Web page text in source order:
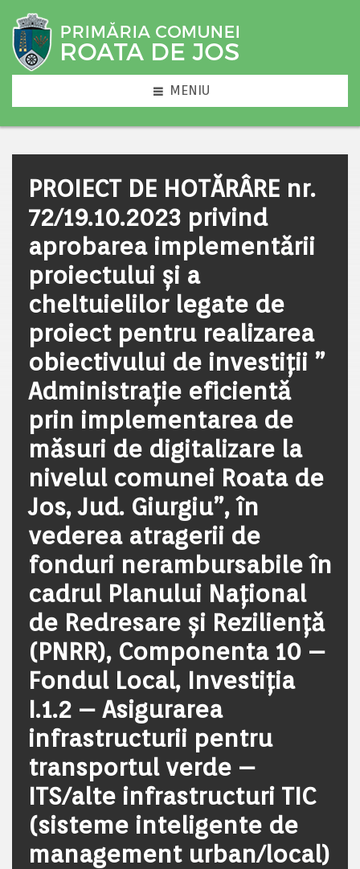
MENIU
PROIECT DE HOTĂRÂRE nr.
72/19.10.2023 privind
aprobarea implementării
proiectului și a
cheltuielilor legate de
proiect pentru realizarea
obiectivului de investiții ”
Administrație eficientă
prin implementarea de
măsuri de digitalizare la
nivelul comunei Roata de
Jos, Jud. Giurgiu”, în
vederea atragerii de
fonduri nerambursabile în
cadrul Planului Național
de Redresare și Reziliență
(PNRR), Componenta 10 –
Fondul Local, Investiția
I.1.2 – Asigurarea
infrastructurii pentru
transportul verde –
ITS/alte infrastructuri TIC
(sisteme inteligente de
management urban/local)